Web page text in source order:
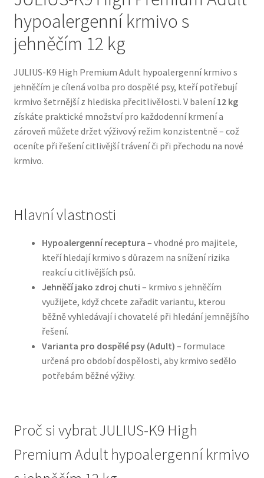
Bozita pro psy — Švédské krmivo s nordickou kvalitou
Granule pro psy
Natural Trainer pro psy — Italské krmivo s
přírodními složkami
Konzervy a kapsičky pro psy
N&D Farmina pro psy — Italské holistic krmivo
Oblečky pro psy
Pamlsky pro psy
Přepravky pro psy
hypoalergenní krmivo s
jehněčím 12 kg
JULIUS-K9 High Premium Adult hypoalergenní krmivo s
jehněčím je cílená volba pro dospělé psy, kteří potřebují
krmivo šetrnější z hlediska přecitlivělosti. V balení12 kg
získáte praktické množství pro každodenní krmení a
zároveň můžete držet výživový režim konzistentně – což
oceníte při řešení citlivější trávení či při přechodu na nové
krmivo.
Hlavní vlastnosti
Hypoalergenní receptura – vhodné pro majitele,
kteří hledají krmivo s důrazem na snížení rizika
reakcí u citlivějších psů.
Jehněčí jako zdroj chuti – krmivo s jehněčím
využijete, když chcete zařadit variantu, kterou
běžně vyhledávají i chovatelé při hledání jemnějšího
řešení.
Varianta pro dospělé psy (Adult) – formulace
určená pro období dospělosti, aby krmivo sedělo
potřebám běžné výživy.
Proč si vybrat JULIUS-K9 High
Premium Adult hypoalergenní krmivo